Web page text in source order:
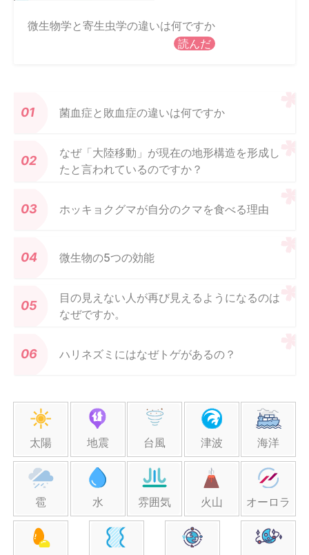
微生物学と寄生虫学の違いは何ですか
読んだ
菌血症と敗血症の違いは何ですか
なぜ「大陸移動」が現在の地形構造を形成し
たと言われているのですか？
ホッキョクグマが自分のクマを食べる理由
微生物の5つの効能
目の見えない人が再び見えるようになるのは
なぜですか。
ハリネズミにはなぜトゲがあるの？
太陽 地震 台風 津波 海洋
雹 水 雰囲気 火山 オーロラ